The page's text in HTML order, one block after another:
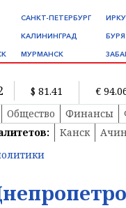
САНКТ-ПЕТЕРБУРГ
КАЛИНИНГРАД
МУРМАНСК
$ 81.41 €
Общество Финансы
Канск